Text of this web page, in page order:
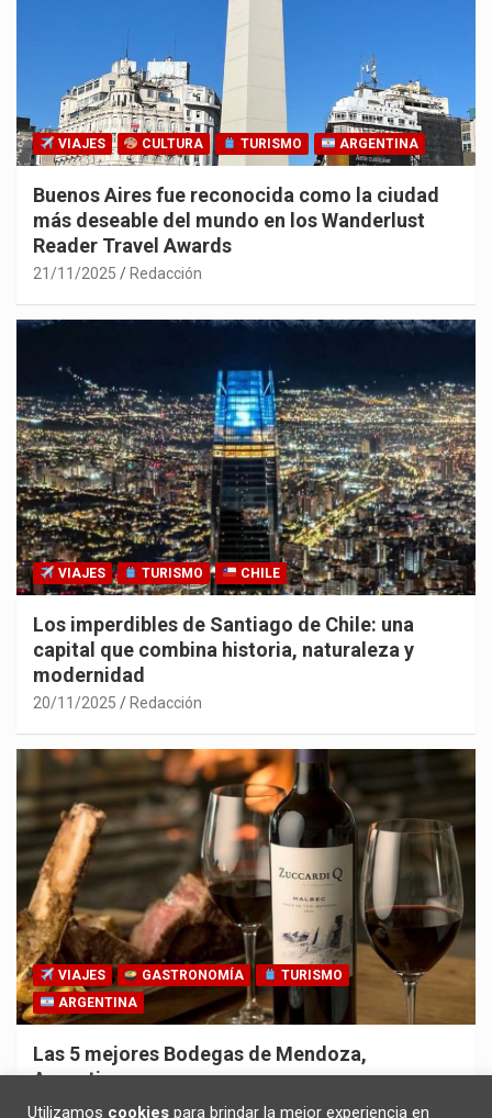
VIAJES CULTURA TURISMO ARGENTINA
Buenos Aires fue reconocida como la ciudad
más deseable del mundo en los Wanderlust
Reader Travel Awards
21/11/2025 Redacción
VIAJES TURISMO CHILE
Los imperdibles de Santiago de Chile: una
capital que combina historia, naturaleza y
modernidad
20/11/2025 Redacción
VIAJES GASTRONOMÍA
TURISMO
ARGENTINA
Las 5 mejores Bodegas de Mendoza,
Argentina
30/10/2025 Redacción
Utilizamos cookies para brindar la mejor experiencia en